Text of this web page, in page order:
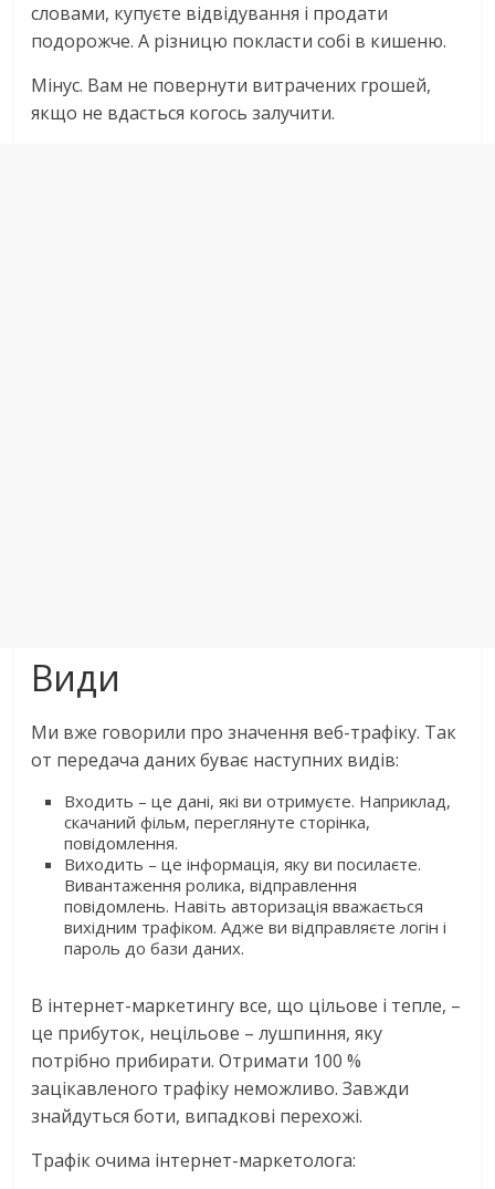
словами, купуєте відвідування і продати
подорожче. А різницю покласти собі в кишеню.
Мінус. Вам не повернути витрачених грошей,
якщо не вдасться когось залучити.
Види
Ми вже говорили про значення веб-трафіку. Так
от передача даних буває наступних видів:
Входить – це дані, які ви отримуєте. Наприклад,
скачаний фільм, переглянуте сторінка,
повідомлення.
Виходить – це інформація, яку ви посилаєте.
Вивантаження ролика, відправлення
повідомлень. Навіть авторизація вважається
вихідним трафіком. Адже ви відправляєте логін і
пароль до бази даних.
В інтернет-маркетингу все, що цільове і тепле, –
це прибуток, нецільове – лушпиння, яку
потрібно прибирати. Отримати 100 %
зацікавленого трафіку неможливо. Завжди
знайдуться боти, випадкові перехожі.
Трафік очима інтернет-маркетолога: